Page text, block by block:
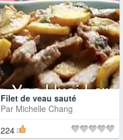
Filet de veau sauté
Par Michelle Chang
224